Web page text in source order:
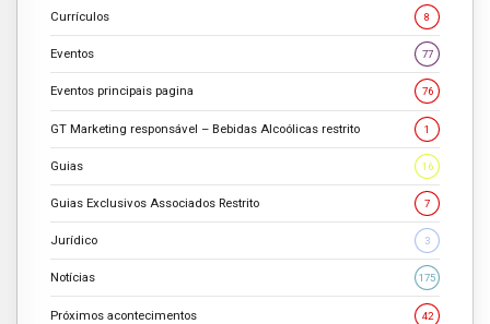
Currículos 8
Eventos 77
Eventos principais pagina 76
GT Marketing responsável – Bebidas Alcoólicas restrito 1
Guias 16
Guias Exclusivos Associados Restrito 7
Jurídico 3
Notícias 175
Próximos acontecimentos 42